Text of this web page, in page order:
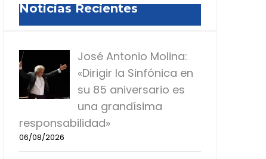
Noticias Recientes
José Antonio Molina:
«Dirigir la Sinfónica en
su 85 aniversario es
una grandísima
responsabilidad»
06/08/2026